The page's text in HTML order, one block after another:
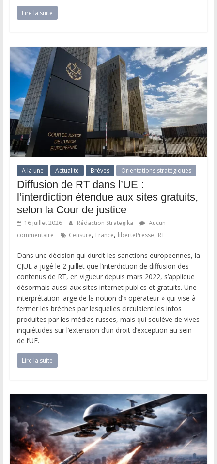
Lire la suite
A la une Actualité Brèves Orientations stratégiques
Diffusion de RT dans l’UE :
l’interdiction étendue aux sites gratuits,
selon la Cour de justice
16 juillet 2026 Rédaction Strategika
Aucun
commentaire
Censure, France, libertePresse, RT
Dans une décision qui durcit les sanctions européennes, la
CJUE a jugé le 2 juillet que l’interdiction de diffusion des
contenus de RT, en vigueur depuis mars 2022, s’applique
désormais aussi aux sites internet publics et gratuits. Une
interprétation large de la notion d’« opérateur » qui vise à
fermer les brèches par lesquelles circulaient les infos
produites par les médias russes, mais qui soulève de vives
inquiétudes sur l’extension d’un droit d’exception au sein
de l’UE.
Lire la suite